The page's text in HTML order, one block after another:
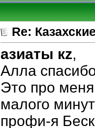
Re:
азиаты кz,
Алла
Это про
малого
профи-я